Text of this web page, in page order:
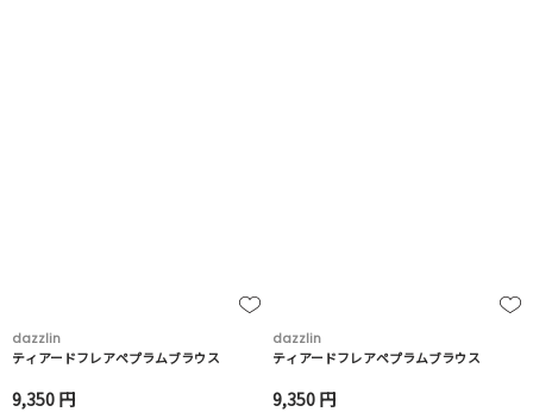
dazzlin
ティアードフレアペプラムブラウス
9,350 円
dazzlin
ティアードフレアペプラムブラウス
9,350 円